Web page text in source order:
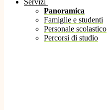
Servizi
Panoramica
Famiglie e studenti
Personale scolastico
Percorsi di studio